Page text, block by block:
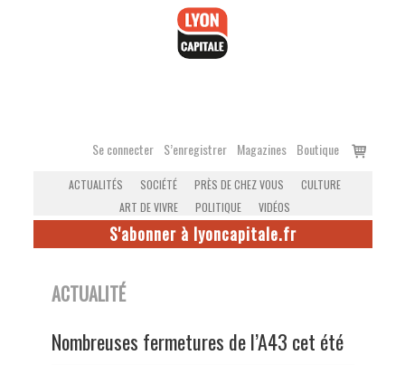
Se connecter S’enregistrer Magazines Boutique
Voir
ACTUALITÉS SOCIÉTÉ PRÈS DE CHEZ VOUS
CULTURE
ART DE VIVRE
POLITIQUE VIDÉOS
S'abonner à lyoncapitale.fr
ACTUALITÉ
Nombreuses fermetures de l’A43 cet été